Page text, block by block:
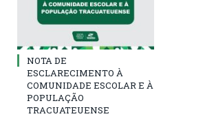
NOTA DE
ESCLARECIMENTO À
COMUNIDADE ESCOLAR E À
POPULAÇÃO
TRACUATEUENSE